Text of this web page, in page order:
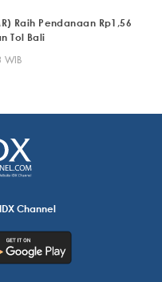
Raih Pendanaan Rp1,56
Tol Bali
Channel